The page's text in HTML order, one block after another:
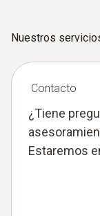
Nuestros
Contacto
¿Tiene
Estaremos